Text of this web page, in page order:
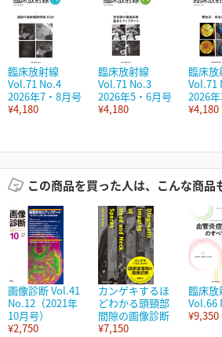
臨床放射線
Vol.71 No.4
2026年7・8月号
¥4,180
臨床放射線
Vol.71 No.3
2026年5・6月号
¥4,180
臨床放
Vol.71
2026
¥4,180
この商品を買った人は、こんな商品
画像診断 Vol.41
No.12（2021年
10月号）
¥2,750
カンゲキするほ
どわかる頭頸部
間隙の画像診断
¥7,150
臨床放
Vol.66
¥9,350